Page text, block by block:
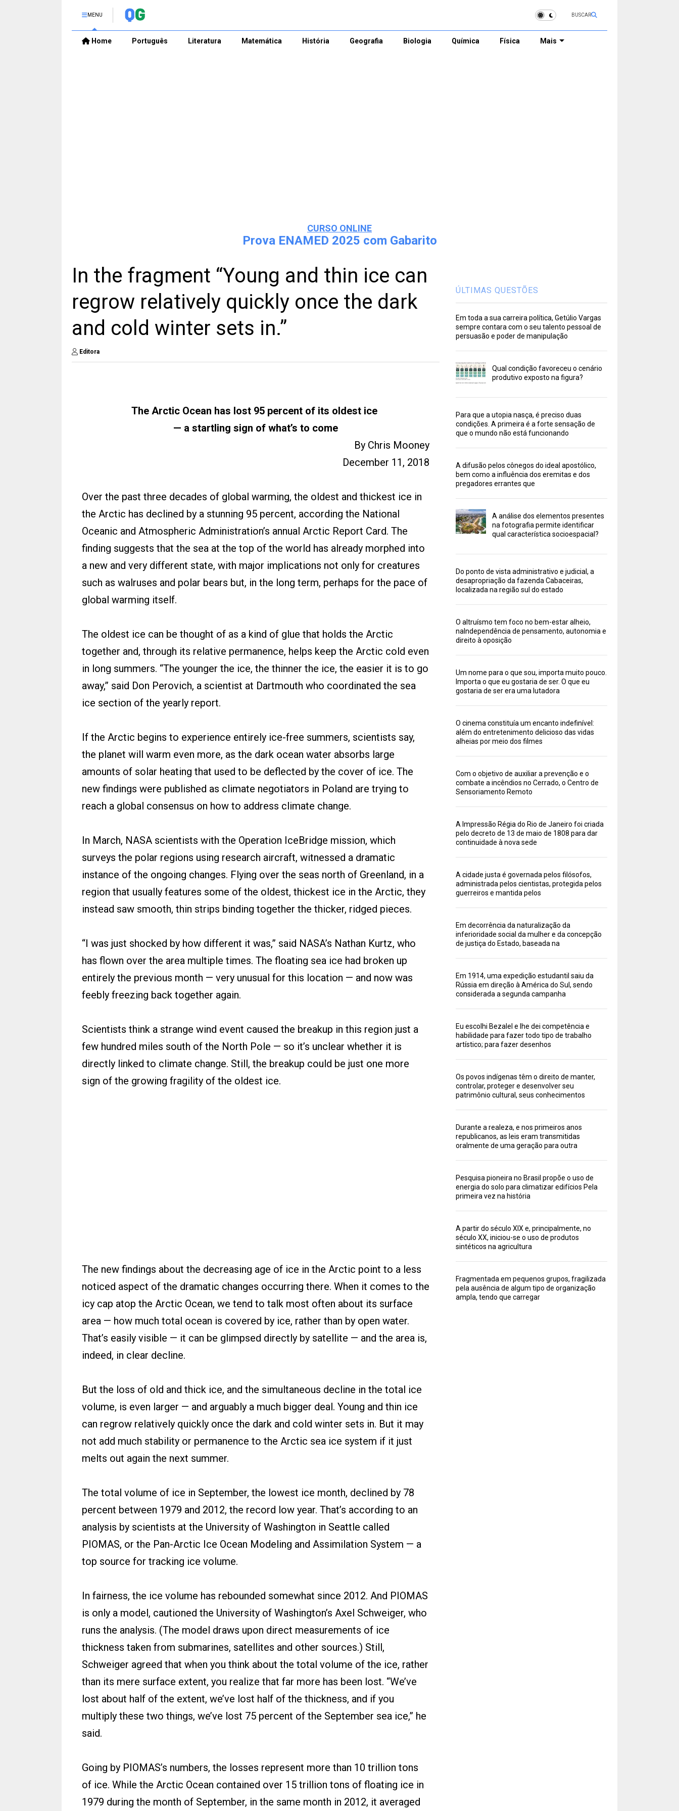
MENU BUSCAR
Home Português Literatura Matemática História Geografia Biologia Química Física Mais
CURSO ONLINE
Prova ENAMED 2025 com Gabarito
In the fragment “Young and thin ice can
regrow relatively quickly once the dark
and cold winter sets in.”
Editora
The Arctic Ocean has lost 95 percent of its oldest ice
— a startling sign of what’s to come
By Chris Mooney
December 11, 2018
Over the past three decades of global warming, the oldest and thickest ice in
the Arctic has declined by a stunning 95 percent, according the National
Oceanic and Atmospheric Administration’s annual Arctic Report Card. The
finding suggests that the sea at the top of the world has already morphed into
a new and very different state, with major implications not only for creatures
such as walruses and polar bears but, in the long term, perhaps for the pace of
global warming itself.
The oldest ice can be thought of as a kind of glue that holds the Arctic
together and, through its relative permanence, helps keep the Arctic cold even
in long summers. “The younger the ice, the thinner the ice, the easier it is to go
away,” said Don Perovich, a scientist at Dartmouth who coordinated the sea
ice section of the yearly report.
If the Arctic begins to experience entirely ice-free summers, scientists say,
the planet will warm even more, as the dark ocean water absorbs large
amounts of solar heating that used to be deflected by the cover of ice. The
new findings were published as climate negotiators in Poland are trying to
reach a global consensus on how to address climate change.
In March, NASA scientists with the Operation IceBridge mission, which
surveys the polar regions using research aircraft, witnessed a dramatic
instance of the ongoing changes. Flying over the seas north of Greenland, in a
region that usually features some of the oldest, thickest ice in the Arctic, they
instead saw smooth, thin strips binding together the thicker, ridged pieces.
“I was just shocked by how different it was,” said NASA’s Nathan Kurtz, who
has flown over the area multiple times. The floating sea ice had broken up
entirely the previous month — very unusual for this location — and now was
feebly freezing back together again.
Scientists think a strange wind event caused the breakup in this region just a
few hundred miles south of the North Pole — so it’s unclear whether it is
directly linked to climate change. Still, the breakup could be just one more
sign of the growing fragility of the oldest ice.
The new findings about the decreasing age of ice in the Arctic point to a less
noticed aspect of the dramatic changes occurring there. When it comes to the
icy cap atop the Arctic Ocean, we tend to talk most often about its surface
area — how much total ocean is covered by ice, rather than by open water.
That’s easily visible — it can be glimpsed directly by satellite — and the area is,
indeed, in clear decline.
But the loss of old and thick ice, and the simultaneous decline in the total ice
volume, is even larger — and arguably a much bigger deal. Young and thin ice
can regrow relatively quickly once the dark and cold winter sets in. But it may
not add much stability or permanence to the Arctic sea ice system if it just
melts out again the next summer.
The total volume of ice in September, the lowest ice month, declined by 78
percent between 1979 and 2012, the record low year. That’s according to an
analysis by scientists at the University of Washington in Seattle called
PIOMAS, or the Pan-Arctic Ice Ocean Modeling and Assimilation System — a
top source for tracking ice volume.
In fairness, the ice volume has rebounded somewhat since 2012. And PIOMAS
is only a model, cautioned the University of Washington’s Axel Schweiger, who
runs the analysis. (The model draws upon direct measurements of ice
thickness taken from submarines, satellites and other sources.) Still,
Schweiger agreed that when you think about the total volume of the ice, rather
than its mere surface extent, you realize that far more has been lost. “We’ve
lost about half of the extent, we’ve lost half of the thickness, and if you
multiply these two things, we’ve lost 75 percent of the September sea ice,” he
said.
Going by PIOMAS’s numbers, the losses represent more than 10 trillion tons
of ice. While the Arctic Ocean contained over 15 trillion tons of floating ice in
1979 during the month of September, in the same month in 2012, it averaged
ÚLTIMAS QUESTÕES
Em toda a sua carreira política, Getúlio Vargas
sempre contara com o seu talento pessoal de
persuasão e poder de manipulação
Qual condição favoreceu o cenário
produtivo exposto na figura?
Para que a utopia nasça, é preciso duas
condições. A primeira é a forte sensação de
que o mundo não está funcionando
A difusão pelos cônegos do ideal apostólico,
bem como a influência dos eremitas e dos
pregadores errantes que
A análise dos elementos presentes
na fotografia permite identificar
qual característica socioespacial?
Do ponto de vista administrativo e judicial, a
desapropriação da fazenda Cabaceiras,
localizada na região sul do estado
O altruísmo tem foco no bem-estar alheio,
naIndependência de pensamento, autonomia e
direito à oposição
Um nome para o que sou, importa muito pouco.
Importa o que eu gostaria de ser. O que eu
gostaria de ser era uma lutadora
O cinema constituía um encanto indefinível:
além do entretenimento delicioso das vidas
alheias por meio dos filmes
Com o objetivo de auxiliar a prevenção e o
combate a incêndios no Cerrado, o Centro de
Sensoriamento Remoto
A Impressão Régia do Rio de Janeiro foi criada
pelo decreto de 13 de maio de 1808 para dar
continuidade à nova sede
A cidade justa é governada pelos filósofos,
administrada pelos cientistas, protegida pelos
guerreiros e mantida pelos
Em decorrência da naturalização da
inferioridade social da mulher e da concepção
de justiça do Estado, baseada na
Em 1914, uma expedição estudantil saiu da
Rússia em direção à América do Sul, sendo
considerada a segunda campanha
Eu escolhi Bezalel e lhe dei competência e
habilidade para fazer todo tipo de trabalho
artístico; para fazer desenhos
Os povos indígenas têm o direito de manter,
controlar, proteger e desenvolver seu
patrimônio cultural, seus conhecimentos
Durante a realeza, e nos primeiros anos
republicanos, as leis eram transmitidas
oralmente de uma geração para outra
Pesquisa pioneira no Brasil propõe o uso de
energia do solo para climatizar edifícios Pela
primeira vez na história
A partir do século XIX e, principalmente, no
século XX, iniciou-se o uso de produtos
sintéticos na agricultura
Fragmentada em pequenos grupos, fragilizada
pela ausência de algum tipo de organização
ampla, tendo que carregar